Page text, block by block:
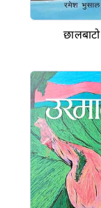
छालबाटो